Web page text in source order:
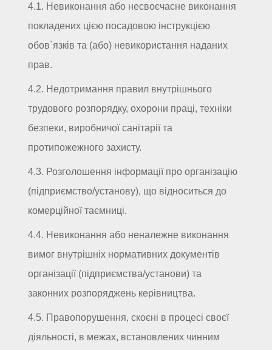
4.1. Невиконання або несвоєчасне виконання
покладених цією посадовою інструкцією
обов`язків та (або) невикористання наданих
прав.
4.2. Недотримання правил внутрішнього
трудового розпорядку, охорони праці, техніки
безпеки, виробничої санітарії та
протипожежного захисту.
4.3. Розголошення інформації про організацію
(підприємство/установу), що відноситься до
комерційної таємниці.
4.4. Невиконання або неналежне виконання
вимог внутрішніх нормативних документів
організації (підприємства/установи) та
законних розпоряджень керівництва.
4.5. Правопорушення, скоєні в процесі своєї
діяльності, в межах, встановлених чинним